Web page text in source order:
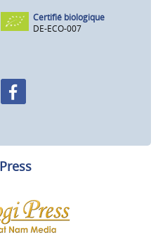
Certifié biologique
DE-ECO-007